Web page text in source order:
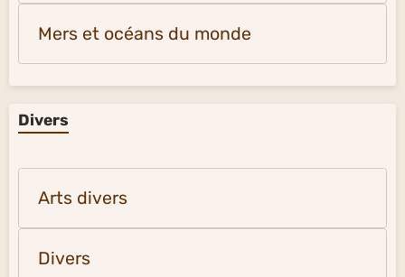
Mers et océans du monde
Divers
Arts divers
Divers